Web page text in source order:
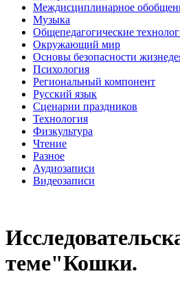
Междисциплинарное
Музыка
Общепедагогические
Окружающий мир
Основы безопасности
Психология
Региональный компонент
Русский язык
Сценарии праздников
Технология
Физкультура
Чтение
Разное
Аудиозаписи
Видеозаписи
теме"Кошки.